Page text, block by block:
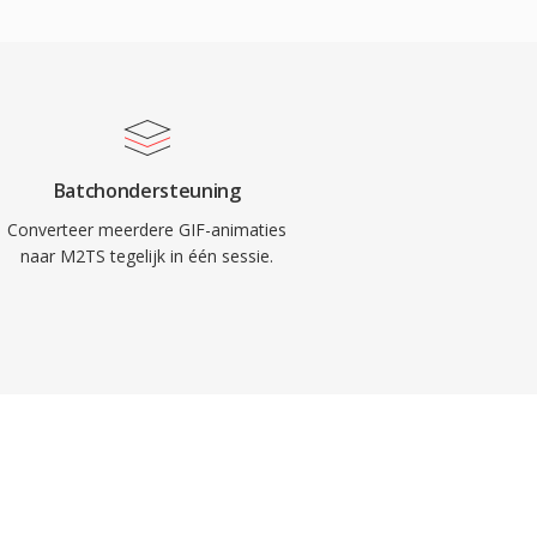
Batchondersteuning
Converteer meerdere GIF-animaties
naar M2TS tegelijk in één sessie.